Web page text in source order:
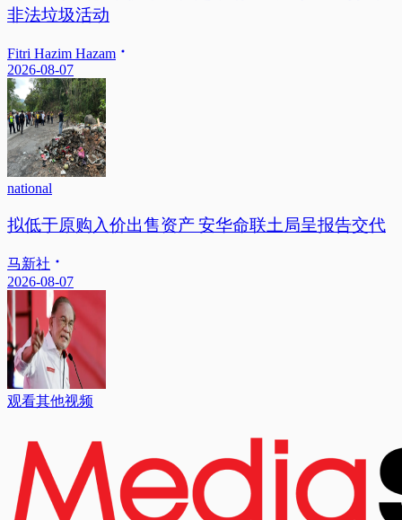
非法垃圾活动
Fitri Hazim Hazam
2026-08-07
national
拟低于原购入价出售资产 安华命联土局呈报告交代
马新社
2026-08-07
观看其他视频